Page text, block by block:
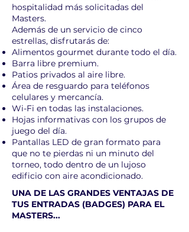
hospitalidad más solicitadas del
Masters.
Además de un servicio de cinco
estrellas, disfrutarás de:
Alimentos gourmet durante todo el día.
Barra libre premium.
Patios privados al aire libre.
Área de resguardo para teléfonos
celulares y mercancía.
Wi-Fi en todas las instalaciones.
Hojas informativas con los grupos de
juego del día.
Pantallas LED de gran formato para
que no te pierdas ni un minuto del
torneo, todo dentro de un lujoso
edificio con aire acondicionado.
UNA DE LAS GRANDES VENTAJAS DE
TUS ENTRADAS (BADGES) PARA EL
MASTERS...